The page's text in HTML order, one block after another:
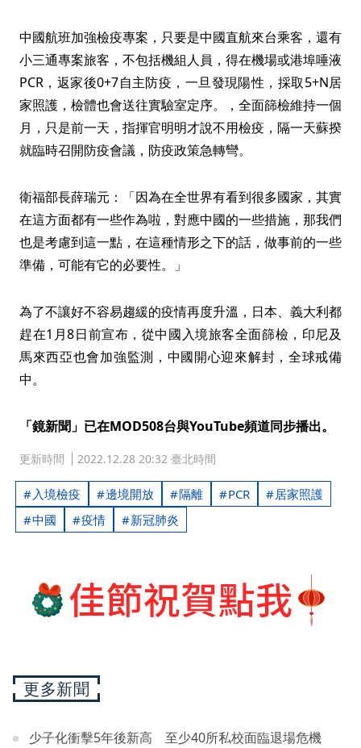
中國航班加強檢疫專案，只要是中國直航來台乘客，還有
小三通專案旅客，不包括機組人員，得在機場或港埠唾液
PCR，返家後0+7自主防疫，一旦發現陽性，採取5+N居
家照護，檢體也會送往實驗室定序。，全面篩檢維持一個
月，只是前一天，指揮官明明才說不用檢疫，隔一天蘇揆
就臨時召開防疫會議，防疫政策急轉彎。
衛福部長薛瑞元：「因為在全世界有看到很多國家，其實
在這方面都有一些作為啦，對應中國的一些措施，那我們
也是考慮到這一點，在這種情形之下的話，做事前的一些
準備，可能有它的必要性。」
為了不讓好不容易趨緩的疫情再度升溫，日本、義大利都
趕在1月8日前宣布，從中國入境旅客全面篩檢，印尼及
馬來西亞也會加強監測，中國開心迎來解封，全球戒備
中。
「鏡新聞」已在MOD508台與YouTube頻道同步播出。
更新時間 2022.12.28 20:32 臺北時間
入境檢疫 邊境開放 隔離 PCR
居家照護
中國
疫情 新冠肺炎
更多新聞
少子化衝擊5年後新高 至少40所私校面臨退場危機